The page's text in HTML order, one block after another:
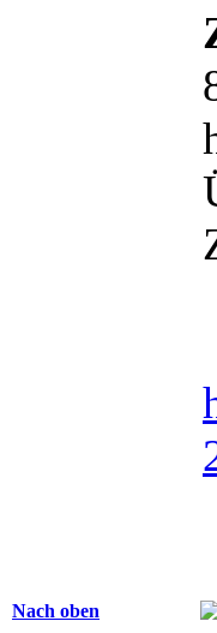
Nach oben